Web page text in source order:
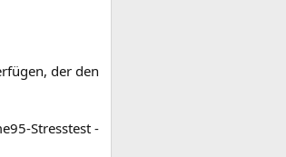
der den
Stresstest -